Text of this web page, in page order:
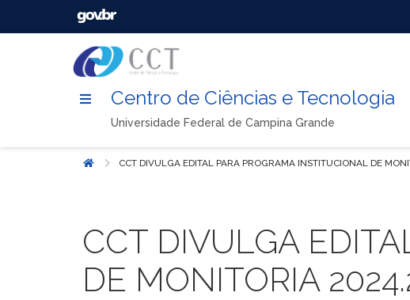
Centro de Ciências e Tecnologia
Universidade Federal de Campina Grande
Início CCT DIVULGA EDITAL PARA PROGRAMA INSTITUCIONAL DE
CCT DIVULGA
DE MONITORIA